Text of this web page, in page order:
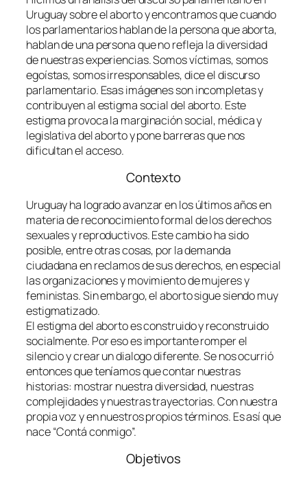
Uruguay sobre el aborto y encontramos que cuando
los parlamentarios hablan de la persona que aborta,
hablan de una persona que no refleja la diversidad
de nuestras experiencias. Somos víctimas, somos
egoístas, somos irresponsables, dice el discurso
parlamentario. Esas imágenes son incompletas y
contribuyen al estigma social del aborto. Este
estigma provoca la marginación social, médica y
legislativa del aborto y pone barreras que nos
dificultan el acceso.
Contexto
Uruguay ha logrado avanzar en los últimos años en
materia de reconocimiento formal de los derechos
sexuales y reproductivos. Este cambio ha sido
posible, entre otras cosas, por la demanda
ciudadana en reclamos de sus derechos, en especial
las organizaciones y movimiento de mujeres y
feministas. Sin embargo, el aborto sigue siendo muy
estigmatizado.
El estigma del aborto es construido y reconstruido
socialmente. Por eso es importante romper el
silencio y crear un dialogo diferente. Se nos ocurrió
entonces que teníamos que contar nuestras
historias: mostrar nuestra diversidad, nuestras
complejidades y nuestras trayectorias. Con nuestra
propia voz y en nuestros propios términos. Es así que
nace “Contá conmigo”.
Objetivos